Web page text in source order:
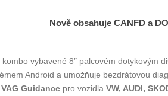
Nově obsahuje CANFD a
vybavené 8″ palcovém dotykovým
Android a umožňuje bezdrátovou
VAG Guidance pro vozidla VW, AUDI,